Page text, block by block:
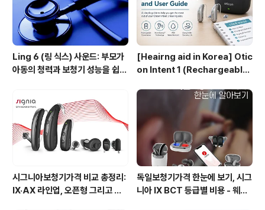
생각이 들었습니다. 그렇게 여러 곳을..
Ling 6 (링 식스) 사운드: 부모가
아동의 청력과 보청기 성능을 쉽게
[Heairng aid in Korea] Otic
on Intent 1 (Rechargeable)
ng & Daily Care | WaveHea
시그니아보청기가격 비교 총정리:
IX·AX 라인업, 오픈형 그리고 귓
독일보청기가격 한눈에 보기, 시그
니아 IX BCT 등급별 비용 - 웨이